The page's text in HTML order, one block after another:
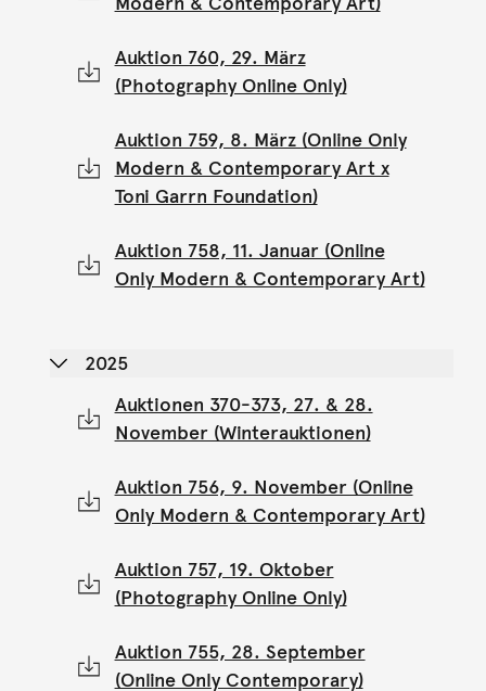
Auktion 760, 29. März
(Photography Online Only)
Auktion 759, 8. März (Online Only
Modern & Contemporary Art x
Toni Garrn Foundation)
Auktion 758, 11. Januar (Online
Only Modern & Contemporary Art)
2025
Auktionen 370-373, 27. & 28.
November (Winterauktionen)
Auktion 756, 9. November (Online
Only Modern & Contemporary Art)
Auktion 757, 19. Oktober
(Photography Online Only)
Auktion 755, 28. September
(Online Only Contemporary)